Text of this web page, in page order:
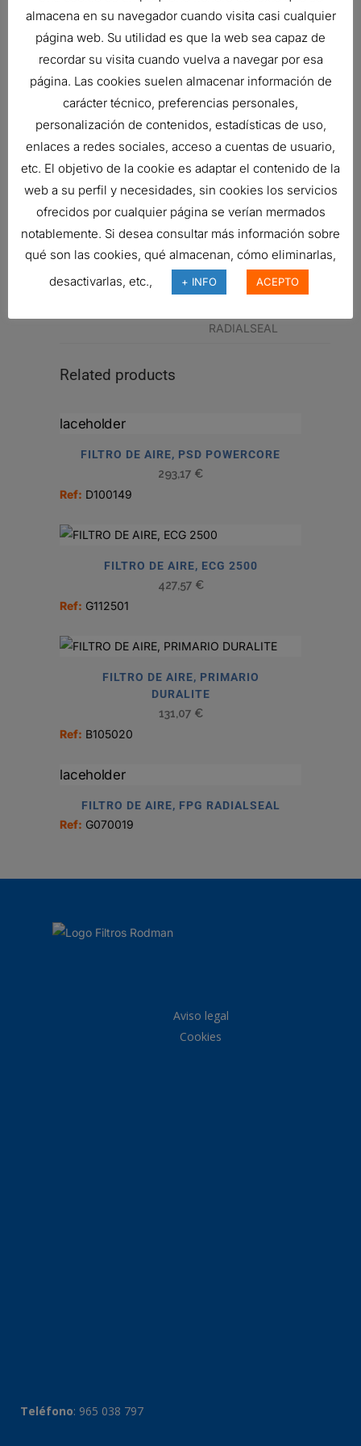
PRIMARY
RADIALSEAL
AIR FILTER,
RADIALSEAL
IVECO 87704249
AIR FILTER,
PRIMARY
RADIALSEAL
IVECO 47135972
AIR FILTER,
PRIMARY
RADIALSEAL
IVECO 47135972
AIR FILTER,
RADIALSEAL
Related products
FILTRO DE AIRE, PSD POWERCORE
293,17 €
Ref: D100149
FILTRO DE AIRE, ECG 2500
427,57 €
Ref: G112501
FILTRO DE AIRE, PRIMARIO
DURALITE
131,07 €
Ref: B105020
FILTRO DE AIRE, FPG RADIALSEAL
Ref: G070019
Aviso legal
Cookies
Teléfono: 965 038 797
almacena en su navegador cuando visita casi cualquier
página web. Su utilidad es que la web sea capaz de
recordar su visita cuando vuelva a navegar por esa
página. Las cookies suelen almacenar información de
carácter técnico, preferencias personales,
personalización de contenidos, estadísticas de uso,
enlaces a redes sociales, acceso a cuentas de usuario,
etc. El objetivo de la cookie es adaptar el contenido de la
web a su perfil y necesidades, sin cookies los servicios
ofrecidos por cualquier página se verían mermados
notablemente. Si desea consultar más información sobre
qué son las cookies, qué almacenan, cómo eliminarlas,
desactivarlas, etc.,
+ INFO ACEPTO